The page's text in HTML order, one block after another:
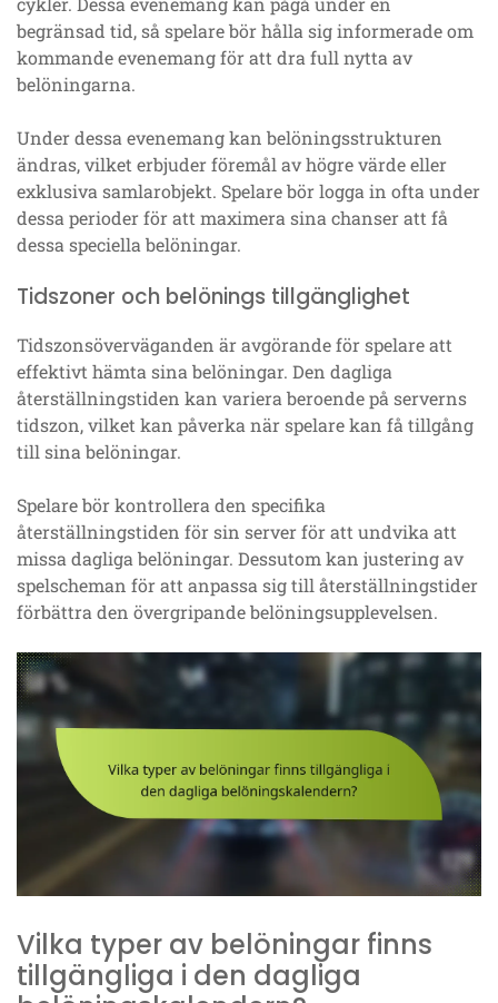
begränsad tid, så spelare bör hålla sig informerade om
kommande evenemang för att dra full nytta av
belöningarna.
Under dessa evenemang kan belöningsstrukturen
ändras, vilket erbjuder föremål av högre värde eller
exklusiva samlarobjekt. Spelare bör logga in ofta under
dessa perioder för att maximera sina chanser att få
dessa speciella belöningar.
Tidszoner och belönings tillgänglighet
Tidszonsöverväganden är avgörande för spelare att
effektivt hämta sina belöningar. Den dagliga
återställningstiden kan variera beroende på serverns
tidszon, vilket kan påverka när spelare kan få tillgång
till sina belöningar.
Spelare bör kontrollera den specifika
återställningstiden för sin server för att undvika att
missa dagliga belöningar. Dessutom kan justering av
spelscheman för att anpassa sig till återställningstider
förbättra den övergripande belöningsupplevelsen.
Vilka typer av belöningar finns
tillgängliga i den dagliga